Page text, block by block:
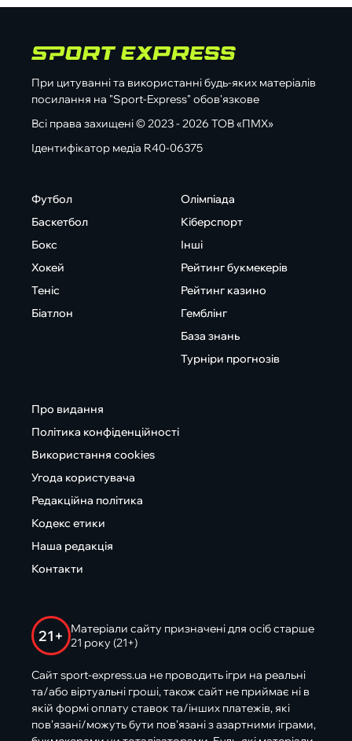
При цитуванні та використанні будь-яких матеріалів
посилання на "Sport-Express" обов'язкове
Всі права захищені © 2023 - 2026 ТОВ «ПМХ»
Ідентифікатор медіа R40-06375
Футбол
Баскетбол
Бокс
Хокей
Теніс
Біатлон
Олімпіада
Кіберспорт
Інші
Рейтинг букмекерів
Рейтинг казино
Гемблінг
База знань
Турніри прогнозів
Про видання
Політика конфіденційності
Використання cookies
Угода користувача
Редакційна політика
Кодекс етики
Наша редакція
Контакти
21+
Матеріали сайту призначені для осіб старше
21 року (21+)
Сайт sport-express.ua не проводить ігри на реальні
та/або віртуальні гроші, також сайт не приймає ні в
якій формі оплату ставок та/інших платежів, які
пов’язані/можуть бути пов’язані з азартними іграми,